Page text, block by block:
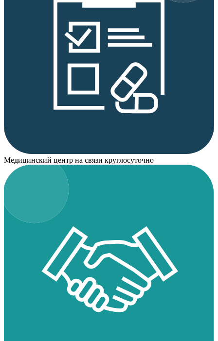
Медицинский центр на связи круглосуточно